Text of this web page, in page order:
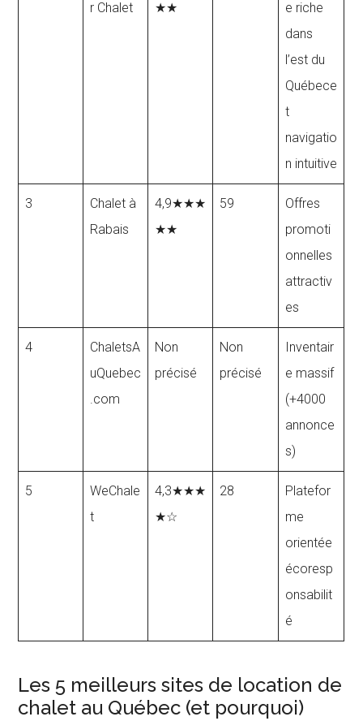
r Chalet
★★
e riche
dans
l’est du
Québece
t
navigatio
n intuitive
3
Chalet à
Rabais
4,9★★★
★★
59
Offres
promoti
onnelles
attractiv
es
4
ChaletsA
uQuebec
.com
Non
précisé
Non
précisé
Inventair
e massif
(+4000
annonce
s)
5
WeChale
t
4,3★★★
★☆
28
Platefor
me
orientée
écoresp
onsabilit
é
Les 5 meilleurs sites de location de
chalet au Québec (et pourquoi)